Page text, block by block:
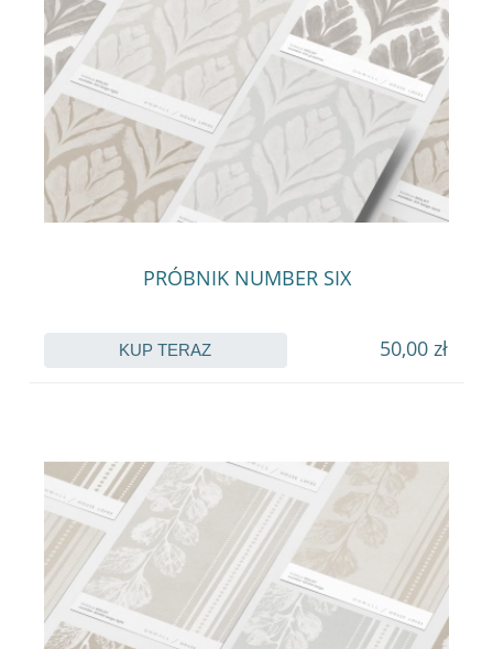
PRÓBNIK NUMBER SIX
50,00 zł
KUP TERAZ